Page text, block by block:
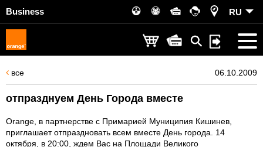
Business RU
все 06.10.2009
отпразднуем День Города вместе
Orange, в партнерстве с Примарией Муниципия Кишинев,
приглашает отпраздновать всем вместе День города. 14
октября, в 20:00, ждем Вас на Площади Великого